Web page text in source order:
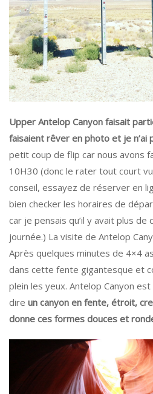
Upper Antelop Canyon faisait
faisaient rêver en photo et je n’ai
petit coup de flip car nous avons
10H30 (donc le rater tout court
conseil, essayez de réserver en
bien checker les horaires de
car je pensais qu’il y avait plus de
journée.) La visite de Antelop
Après quelques minutes de 4×4
dans cette fente gigantesque et
plein les yeux. Antelop Canyon est
dire un canyon en fente, étroit,
donne ces formes douces et